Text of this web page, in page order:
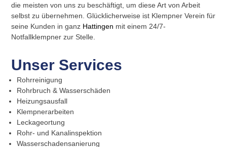
die meisten von uns zu beschäftigt, um diese Art von Arbeit
selbst zu übernehmen. Glücklicherweise ist Klempner Verein für
seine Kunden in ganz Hattingen mit einem 24/7-
Notfallklempner zur Stelle.
Unser Services
Rohrreinigung
Rohrbruch & Wasserschäden
Heizungsausfall
Klempnerarbeiten
Leckageortung
Rohr- und Kanalinspektion
Wasserschadensanierung